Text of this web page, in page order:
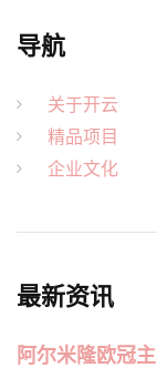
导航
关于开云
精品项目
企业文化
最新资讯
阿尔米隆欧冠